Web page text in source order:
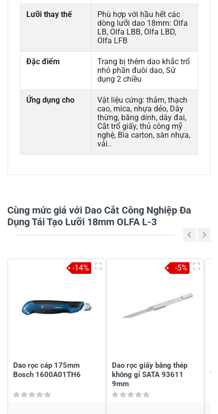
Lưỡi thay thế
Phù hợp với hầu hết các
dòng lưỡi dao 18mm: Olfa
LB, Olfa LBB, Olfa LBD,
Olfa LFB
Đặc điểm
Trang bị thêm dao khắc trổ
nhỏ phần đuôi dao, Sử
dụng 2 chiều
Ứng dụng cho
Vật liệu cứng: thảm, thạch
cao, mica, nhựa dẻo, Dây
thừng, băng dính, dây đai,
Cắt trổ giấy, thủ công mỹ
nghệ, Bìa carton, sàn nhựa,
vải..
Cùng mức giá với Dao Cắt Công Nghiệp Đa
Dụng Tái Tạo Lưỡi 18mm OLFA L-3
Dao rọc cáp 175mm
Bosch 1600A01TH6
-14%
Dao rọc giấy bằng thép
không gỉ SATA 93611
9mm
-5%